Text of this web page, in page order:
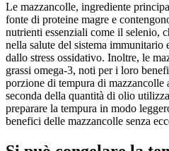
Le mazzancolle, ingrediente
fonte di proteine magre e
nutrienti essenziali come il selenio,
nella salute del sistema
dallo stress ossidativo. Inoltre, le
grassi omega-3, noti per i loro
porzione di tempura di mazzancolle
seconda della quantità di olio
preparare la tempura in modo
benefici delle mazzancolle senza